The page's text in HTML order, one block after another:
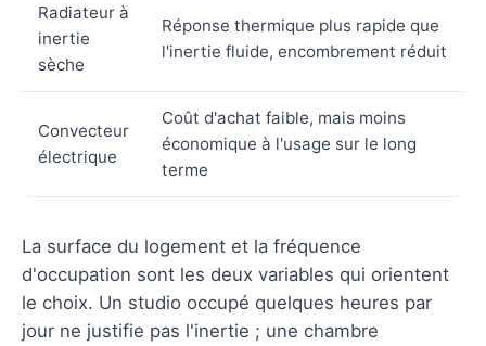
Radiateur à
inertie
sèche
Réponse thermique plus rapide que
l'inertie fluide, encombrement réduit
Convecteur
électrique
Coût d'achat faible, mais moins
économique à l'usage sur le long
terme
La surface du logement et la fréquence
d'occupation sont les deux variables qui orientent
le choix. Un studio occupé quelques heures par
jour ne justifie pas l'inertie ; une chambre